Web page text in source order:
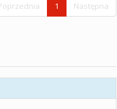
1 Następna